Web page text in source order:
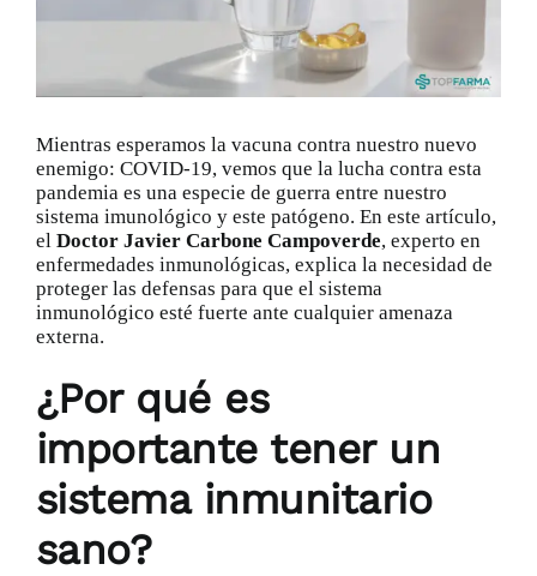
Encargo Exprés
Blog
Mientras esperamos la vacuna contra nuestro nuevo
enemigo: COVID-19, vemos que la lucha contra esta
pandemia es una especie de guerra entre nuestro
sistema imunológico y este patógeno. En este artículo,
el Doctor Javier Carbone Campoverde, experto en
enfermedades inmunológicas, explica la necesidad de
proteger las defensas para que el sistema
inmunológico esté fuerte ante cualquier amenaza
externa.
¿Por qué es
importante tener un
sistema inmunitario
sano?